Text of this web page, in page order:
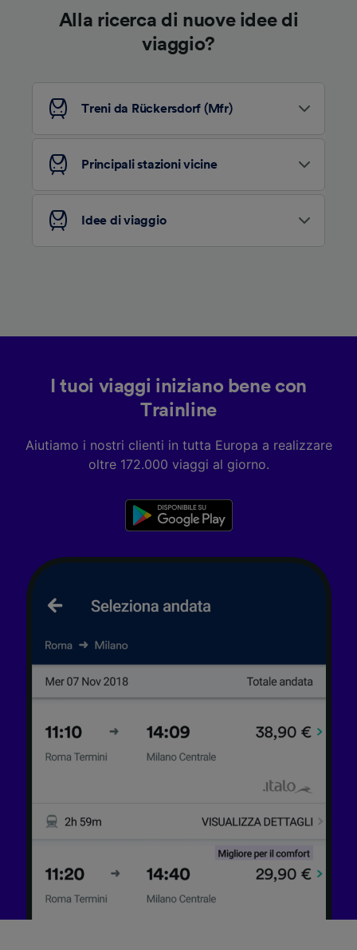
Alla ricerca di nuove idee di
viaggio?
Treni da Rückersdorf (Mfr)
Principali stazioni vicine
Idee di viaggio
I tuoi viaggi iniziano bene con
Trainline
Aiutiamo i nostri clienti in tutta Europa a realizzare
oltre 172.000 viaggi al giorno.
Noi e i nostri partner trattiamo i dati per
fornire:
Utilizzare dati di geolocalizzazione precisi.
accedervi. Pubblicità e contenuti
dei contenuti e degli annunci, ricerche sul
pubblico, sviluppo di servizi.
Elenco dei partner (fornitori)